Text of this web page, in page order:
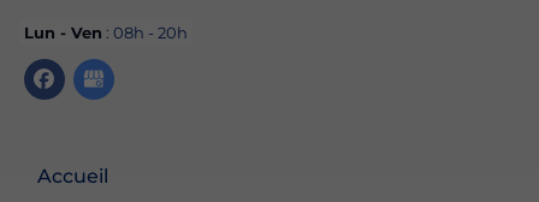
Lun - Ven : 08h - 20h
Accueil